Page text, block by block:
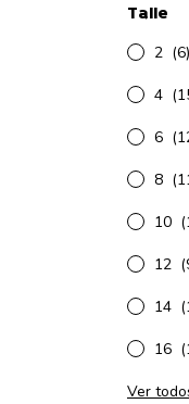
Talle
2 (6)
4
6
8
10
12
14
16
Ver